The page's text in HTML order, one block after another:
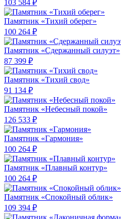
103 584 ₽
Памятник «Тихий оберег»
100 264 ₽
Памятник «Сдержанный силуэт»
87 399 ₽
Памятник «Тихий свод»
91 134 ₽
Памятник «Небесный покой»
126 533 ₽
Памятник «Гармония»
100 264 ₽
Памятник «Плавный контур»
100 264 ₽
Памятник «Спокойный облик»
109 394 ₽